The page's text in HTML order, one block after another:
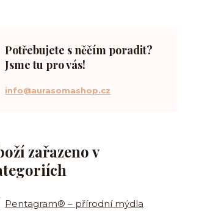
zařazeno v
Pentagram® – přírodní mýdla
Potřebujete s něčím poradit?
Jsme tu pro vás!
info@aurasomashop.cz